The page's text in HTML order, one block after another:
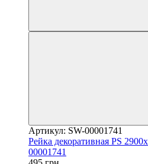
Артикул: SW-00001741
Рейка декоративная PS
00001741